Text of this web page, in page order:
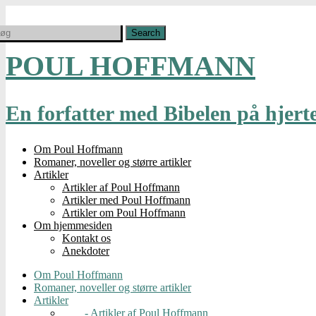
POUL HOFFMANN
En forfatter med Bibelen på
Om Poul Hoffmann
Romaner, noveller og større artikler
Artikler
Artikler af Poul Hoffmann
Artikler med Poul Hoffmann
Artikler om Poul Hoffmann
Om hjemmesiden
Kontakt os
Anekdoter
Om Poul Hoffmann
Romaner, noveller og større artikler
Artikler
- Artikler af Poul Hoffmann